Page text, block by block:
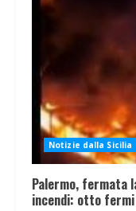
Notizie dalla Sicilia
Palermo, fermata
incendi: otto fermi